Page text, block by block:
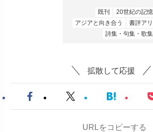
既刊
20世紀の記憶
アジアと向き合う
書評アリ
詩集・句集・歌集
拡散して応援
URLをコピーする